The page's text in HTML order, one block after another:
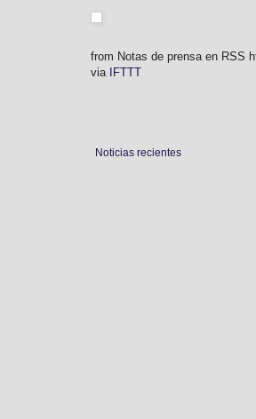
from Notas de prensa en RSS
via IFTTT
Noticias recientes